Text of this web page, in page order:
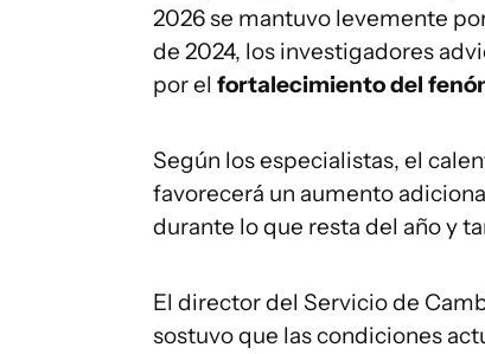
2026 se mantuvo levemente
de 2024, los investigadores
por el fortalecimiento del
Según los especialistas, el
favorecerá un aumento
durante lo que resta del año y
El director del Servicio de
sostuvo que las condiciones